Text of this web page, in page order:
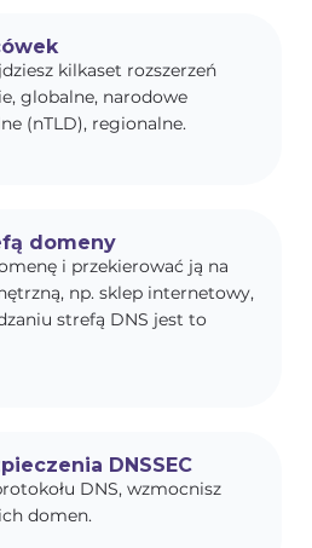
kilkaset rozszerzeń
globalne, narodowe
(nTLD), regionalne.
domeny
i przekierować ją na
np. sklep internetowy,
strefą DNS jest to
DNSSEC
DNS, wzmocnisz
domen.